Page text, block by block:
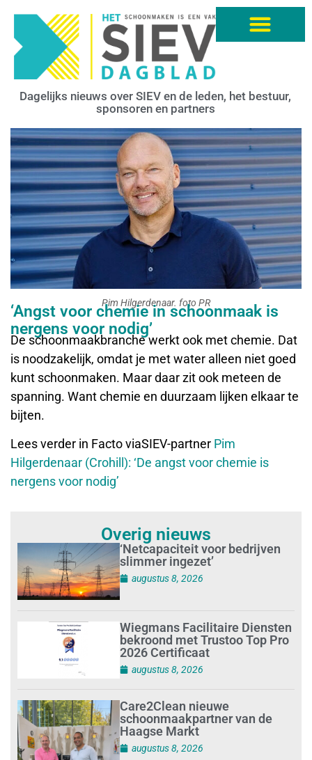
Dagelijks nieuws over SIEV en de leden, het bestuur,
sponsoren en partners
Pim Hilgerdenaar. foto PR
‘Angst voor chemie in schoonmaak is
nergens voor nodig’
De schoonmaakbranche werkt ook met chemie. Dat
is noodzakelijk, omdat je met water alleen niet goed
kunt schoonmaken. Maar daar zit ook meteen de
spanning. Want chemie en duurzaam lijken elkaar te
bijten.
Lees verder in Facto viaSIEV-partner Pim
Hilgerdenaar (Crohill): ‘De angst voor chemie is
nergens voor nodig’
Overig nieuws
‘Netcapaciteit voor bedrijven
slimmer ingezet’
augustus 8, 2026
Wiegmans Facilitaire Diensten
bekroond met Trustoo Top Pro
2026 Certificaat
augustus 8, 2026
Care2Clean nieuwe
schoonmaakpartner van de
Haagse Markt
augustus 8, 2026